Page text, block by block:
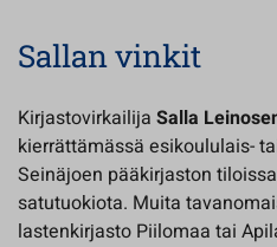
Sallan vinkit
Kirjastovirkailija Salla
kierrättämässä esikoululais-
Seinäjoen pääkirjaston
satutuokiota. Muita
lastenkirjasto Piilomaa tai